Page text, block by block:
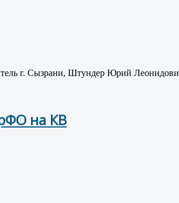
г. Сызрани, Штундер Юрий
на КВ